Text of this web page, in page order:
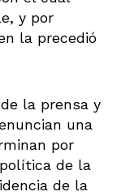
y por
la precedió
la prensa y
una
por
de la
de la